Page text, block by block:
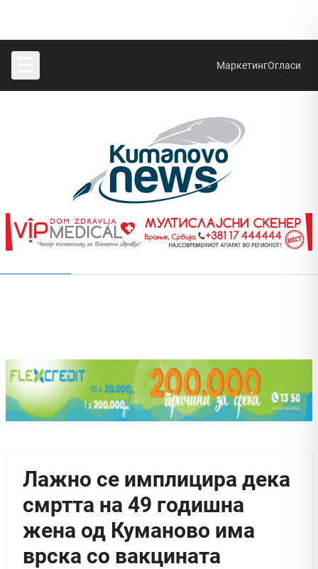
МаркетингОгласи
Лажно се имплицира дека
смртта на 49 годишна
жена од Куманово има
врска со вакцината